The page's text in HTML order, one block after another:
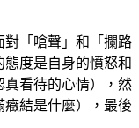
對「嗆聲」和「攔路
度是自身的憤怒和
真看待的心情），然
結是什麼），最後